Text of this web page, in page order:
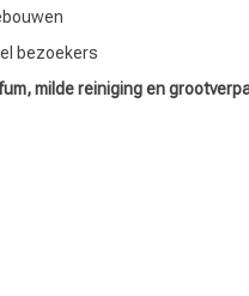
bezoekers
milde reiniging en